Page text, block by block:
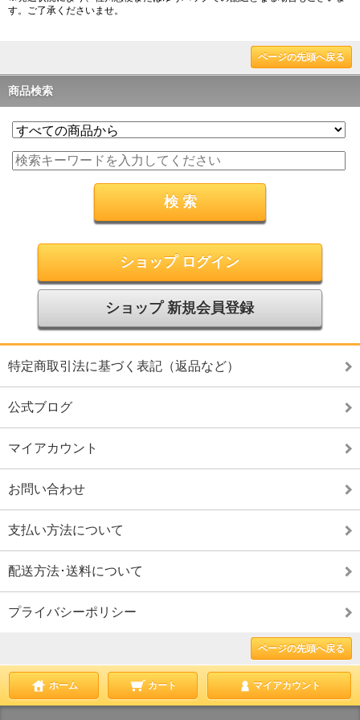
す。ご了承くださいませ。
ページの先頭へ戻る
商品検索
ショップ ログイン
ショップ 新規会員登録
特定商取引法に基づく表記（返品など）
公式ブログ
マイアカウント
お問い合わせ
支払い方法について
配送方法･送料について
プライバシーポリシー
ページの先頭へ戻る
ホーム カート マイアカウント